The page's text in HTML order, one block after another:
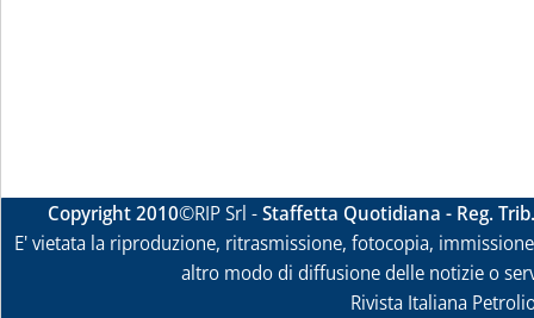
Copyright 2010©RIP Srl -Staffetta Quotidiana - Reg.
E' vietata la riproduzione, ritrasmissione, fotocopia,
altro modo di diffusione delle notizie o
Rivista Italiana